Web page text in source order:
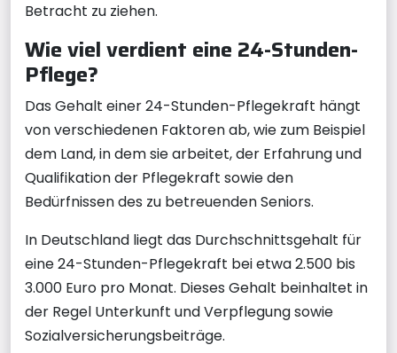
Betracht zu ziehen.
Wie viel verdient eine 24-Stunden-
Pflege?
Das Gehalt einer 24-Stunden-Pflegekraft hängt
von verschiedenen Faktoren ab, wie zum Beispiel
dem Land, in dem sie arbeitet, der Erfahrung und
Qualifikation der Pflegekraft sowie den
Bedürfnissen des zu betreuenden Seniors.
In Deutschland liegt das Durchschnittsgehalt für
eine 24-Stunden-Pflegekraft bei etwa 2.500 bis
3.000 Euro pro Monat. Dieses Gehalt beinhaltet in
der Regel Unterkunft und Verpflegung sowie
Sozialversicherungsbeiträge.